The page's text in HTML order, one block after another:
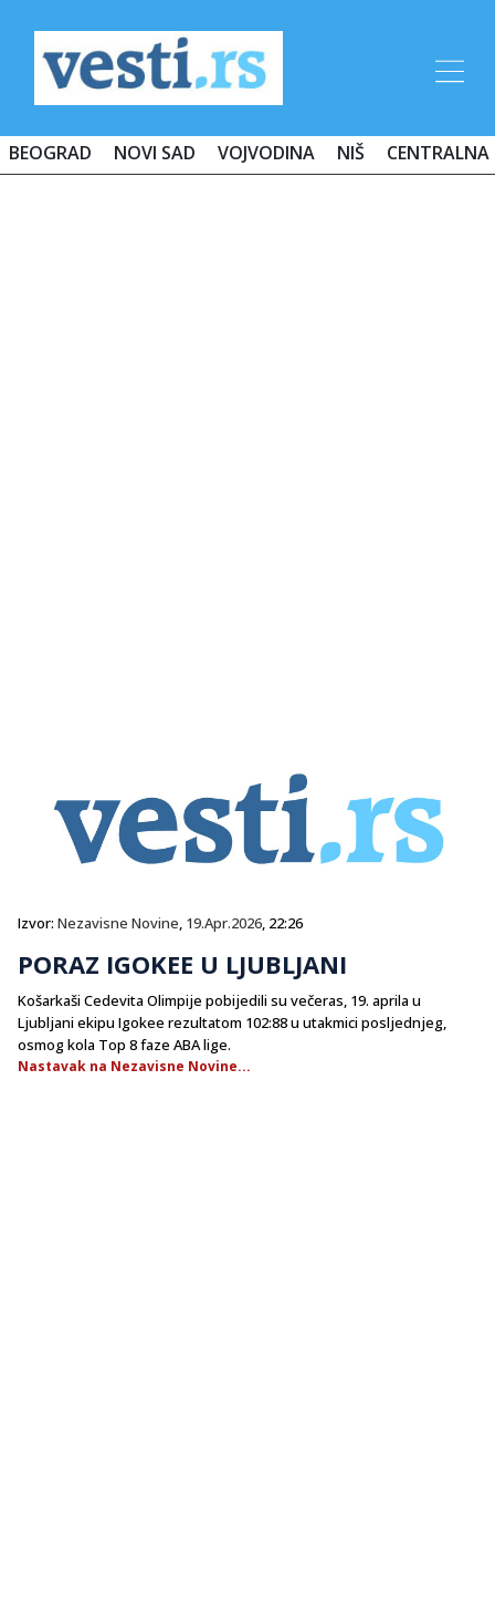
BEOGRAD NOVI SAD VOJVODINA NIŠ CENTRALNA
Izvor: Nezavisne Novine, 19.Apr.2026, 22:26
PORAZ IGOKEE U LJUBLJANI
Košarkaši Cedevita Olimpije pobijedili su večeras, 19. aprila u
Ljubljani ekipu Igokee rezultatom 102:88 u utakmici posljednjeg,
osmog kola Top 8 faze ABA lige.
Nastavak na Nezavisne Novine...